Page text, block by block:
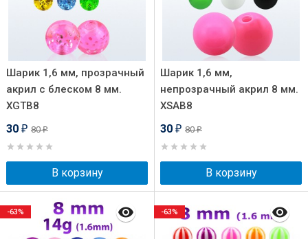
Шарик 1,6 мм, прозрачный
акрил с блеском 8 мм.
XGTB8
30 ₽ 80₽
В корзину
Шарик 1,6 мм,
непрозрачный акрил 8 мм.
XSAB8
30 ₽ 80₽
В корзину
-63% -63%